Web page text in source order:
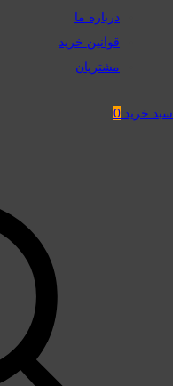
درباره ما
قوانین خرید
مشتریان
سبد خرید 0